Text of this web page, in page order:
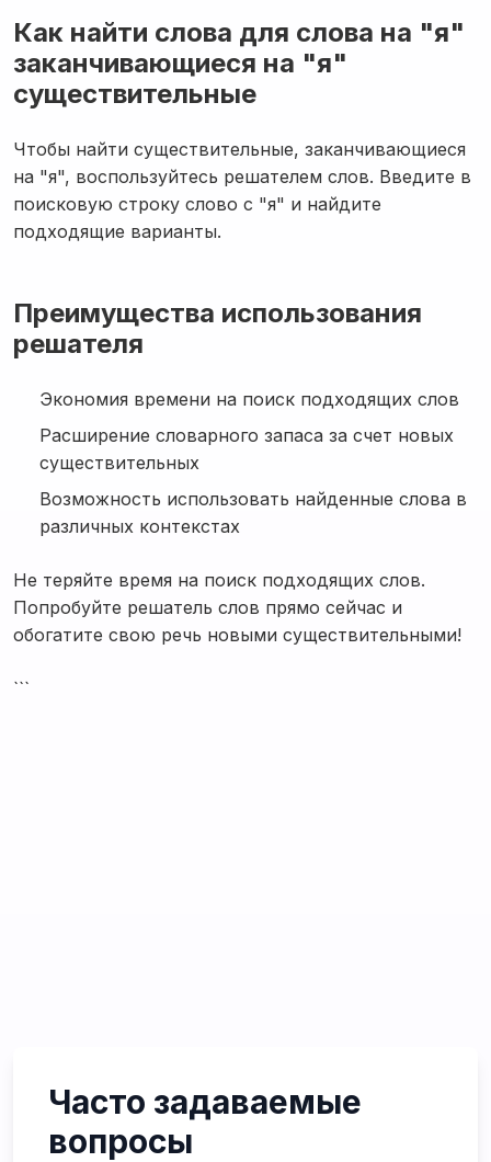
Как найти слова для слова на "я"
заканчивающиеся на "я"
существительные
Чтобы найти существительные, заканчивающиеся
на "я", воспользуйтесь решателем слов. Введите в
поисковую строку слово с "я" и найдите
подходящие варианты.
Преимущества использования
решателя
Экономия времени на поиск подходящих слов
Расширение словарного запаса за счет новых
существительных
Возможность использовать найденные слова в
различных контекстах
Не теряйте время на поиск подходящих слов.
Попробуйте решатель слов прямо сейчас и
обогатите свою речь новыми существительными!
```
Часто задаваемые
вопросы